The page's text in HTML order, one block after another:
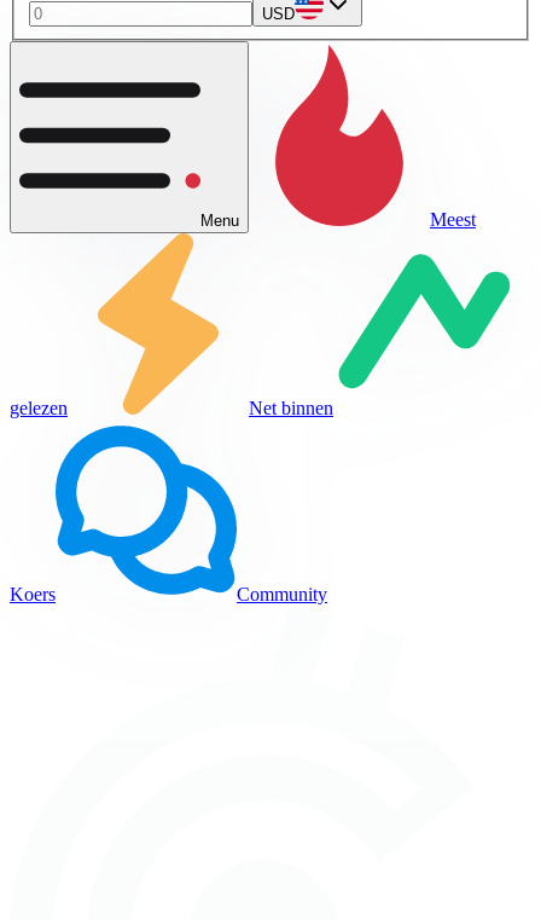
USD
Menu Meest
gelezen Net binnen
Koers Community